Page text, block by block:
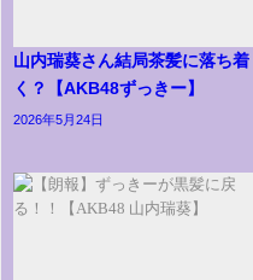
山内瑞葵さん結局茶髪に落ち着
く？【AKB48ずっきー】
2026年5月24日